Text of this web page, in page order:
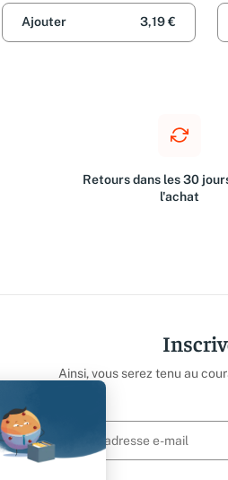
Ajouter 3,19 €
Retours dans les 30
l'achat
Ainsi, vous serez tenu au